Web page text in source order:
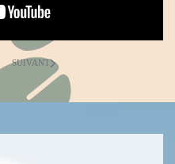
SUIVANT